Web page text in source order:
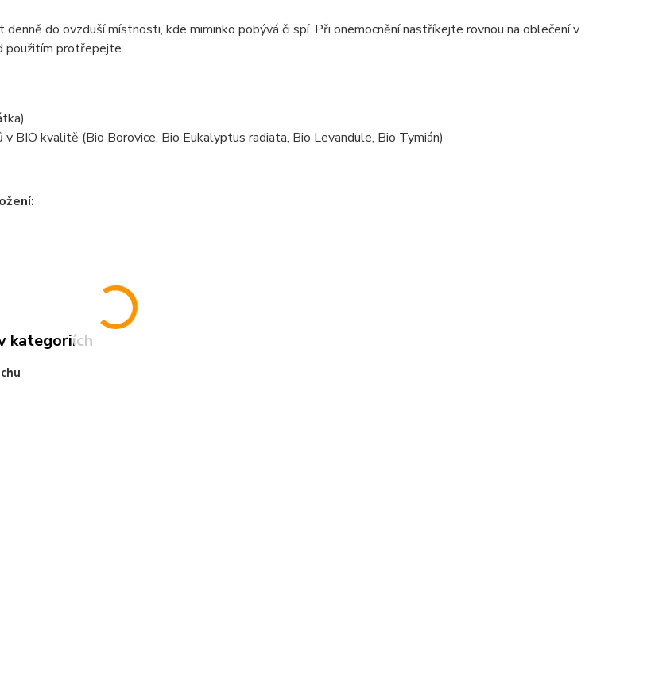
do ovzduší místnosti, kde miminko pobývá či spí. Při onemocnění nastříkejte rovnou na oblečení v
použitím protřepejte.
BIO kvalitě (Bio Borovice, Bio Eukalyptus radiata, Bio Levandule, Bio Tymián)
kategoriích